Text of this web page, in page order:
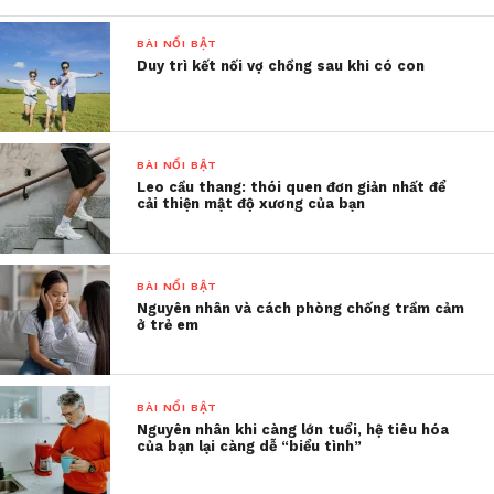
mối quan hệ với chồng hiện tại, chị M mong muốn
được khỏa lấp khoảng trống sau khi vừa chia tay
mối tình đầu được 2 năm.
Trong khoảng thời gian yêu nhau, anh chưa có gì
trong tay, đang thất nghiệp. Trong khi đó, chị có
tài chính ổn định khi cùng lúc đảm nhận hai công
việc. Vì thế, không ít lần chị được gia đình, bạn bè
đưa ra lời khuyên nên cân nhắc về mối quan hệ với
người chồng hiện tại.
Thế nhưng, mặc cho mọi
người khuyên ngăn vì cho
rằng “anh chỉ yêu vì vật
chất”, chị vẫn bỏ ngoài tai.
BÀI NỔI BẬT
Duy trì kết nối vợ chồng sau khi có con
BÀI NỔI BẬT
Leo cầu thang: thói quen đơn giản nhất để
cải thiện mật độ xương của bạn
BÀI NỔI BẬT
Nguyên nhân và cách phòng chống trầm cảm
ở trẻ em
BÀI NỔI BẬT
Nguyên nhân khi càng lớn tuổi, hệ tiêu hóa
của bạn lại càng dễ “biểu tình”